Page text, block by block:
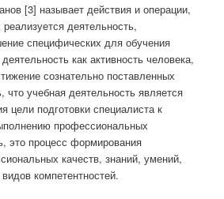
[3] называет действия и операции,
деятельность,
специфических для обучения
как активность человека,
сознательно поставленных
что учебная деятельность является
цели подготовки специалиста к
профессиональных
это процесс формирования
качеств, знаний, умений,
компетентностей.